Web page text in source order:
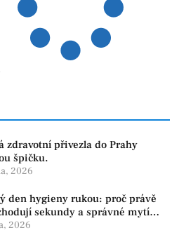
zdravotní přivezla do Prahy
špičku.
2026
den hygieny rukou: proč právě
sekundy a správné mytí
2026